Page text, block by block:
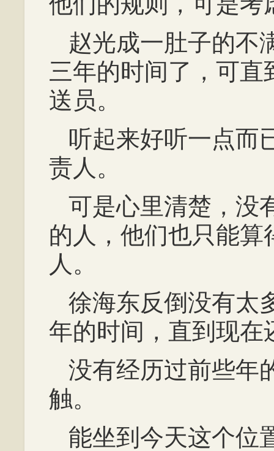
赵光成一肚子的不
三年的时间了，可
送员。
听起来好听一点而
责人。
可是心里清楚，没
的人，他们也只能
人。
徐海东反倒没有太
年的时间，直到现在
没有经历过前些年
触。
能坐到今天这个位